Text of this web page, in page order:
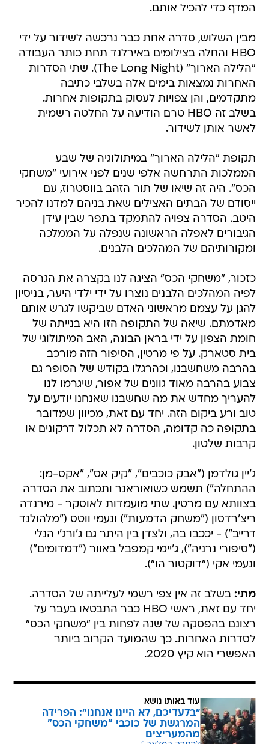
המדף כדי להכיל אותם.
מבין השלוש, סדרה אחת כבר נרכשה לשידור על ידי
HBO והחלה בצילומים באירלנד תחת כותר העבודה
"הלילה הארוך" (The Long Night). שתי הסדרות
האחרות נמצאות בימים אלה בשלבי כתיבה
מתקדמים, והן צפויות לעסוק בתקופות אחרות.
בשלב זה HBO טרם הודיעה על החלטה רשמית
לאשר אותן לשידור.
תקופת "הלילה הארוך" במיתולוגיה של שבע
הממלכות התרחשה אלפי שנים לפני אירועי "משחקי
הכס". היה זה שיאו של תור הזהב בווסטרוז, עם
ייסודם של הבתים האצילים שאת בניהם למדנו להכיר
היטב. הסדרה צפויה להתמקד בתפר שבין עידן
הגיבורים לאפלה הראשונה שנפלה על הממלכה
ומקורותיהם של המהלכים הלבנים.
כזכור, "משחקי הכס" הציגה לנו בקצרה את הגרסה
לפיה המהלכים הלבנים נוצרו על ידי ילדי היער, בניסיון
להגן על עצמם מראשוני האדם שביקשו לגרש אותם
מאדמתם. שיאה של התקופה הזו היא בנייתה של
חומת הצפון על ידי בראן הבונה, האב המיתולוגי של
בית סטארק. על פי מרטין, הסיפור הזה מורכב
בהרבה משחשבנו, וכהרגלו בקודש של הסופר גם
צבוע בהרבה מאוד גוונים של אפור, שיגרמו לנו
להעריך מחדש את מה שחשבנו שאנחנו יודעים על
טוב ורע ביקום הזה. יחד עם זאת, מכיוון שמדובר
בתקופה כה קדומה, הסדרה לא תכלול דרקונים או
קרבות שלטון.
ג'יין גולדמן ("אבק כוכבים", "קיק אס", "אקס-מן:
ההתחלה") תשמש כשואוראנר ותכתוב את הסדרה
בצוותא עם מרטין. שתי מועמדות לאוסקר - מירנדה
ריצ'רדסון ("משחק הדמעות") ונעמי ווטס ("מלהולנד
דרייב") - יככבו בה, ולצדן בין היתר גם ג'ורג'י הנלי
("סיפורי נרניה"), ג'יימי קמפבל באוור ("דמדומים")
ונעמי אקי ("דוקטור הו").
מתי: בשלב זה אין צפי רשמי לעלייתה של הסדרה.
יחד עם זאת, ראשי HBO כבר התבטאו בעבר על
רצונם בהפסקה של שנה לפחות בין "משחקי הכס"
לסדרות האחרות. כך שהמועד הקרוב ביותר
האפשרי הוא קיץ 2020.
עוד באותו נושא
"בלעדיכם, לא היינו אנחנו": הפרידה
המרגשת של כוכבי "משחקי הכס"
מהמעריצים